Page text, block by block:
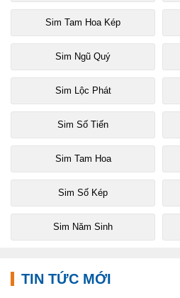
Sim Tam Hoa Kép
Sim Ngũ Quý
Sim Lộc Phát
Sim Số Tiến
Sim Tam Hoa
Sim Số Kép
Sim Năm Sinh
TIN TỨC MỚI